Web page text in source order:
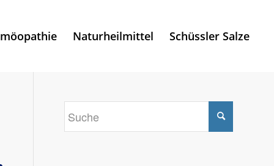
Naturheilmittel Schüssler Salze